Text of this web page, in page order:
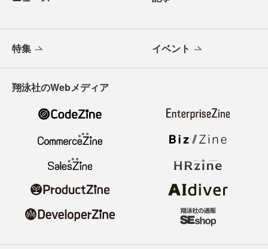
特集 イベント
翔泳社のWebメディア